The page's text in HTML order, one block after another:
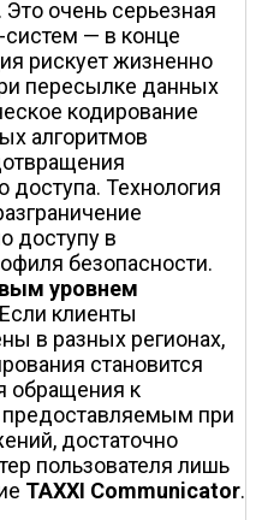
. Это очень серьезная
— в конце
рискует жизненно
пересылке данных
кодирование
алгоритмов
доступа. Технология
доступу в
безопасности.
уровнем
клиенты
в разных регионах,
становится
обращения к
при
достаточно
пользователя лишь
TAXXI Communicator.